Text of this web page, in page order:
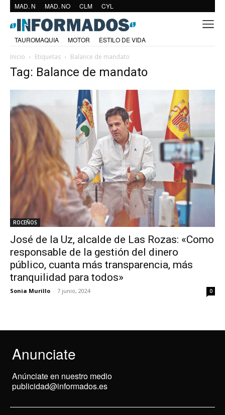
MAD. N MAD. NO CLM CYL
TAUROMAQUIA MOTOR
ESTILO DE VIDA
Inicio
Etiquetas Balance de mandato
Tag: Balance de mandato
ROCEÑOS
José de la Uz, alcalde de Las Rozas: «Como
responsable de la gestión del dinero
público, cuanta más transparencia, más
tranquilidad para todos»
Sonia Murillo - 7 junio, 2024 0
Anunciate
Anúnciate en nuestro medio
publicidad@informados.es